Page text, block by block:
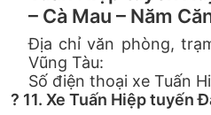
– Cà Mau – Năm
Địa chỉ văn phòng,
Vũng Tàu:
Số điện thoại xe Tuấn
? 11. Xe Tuấn Hiệp tuyến